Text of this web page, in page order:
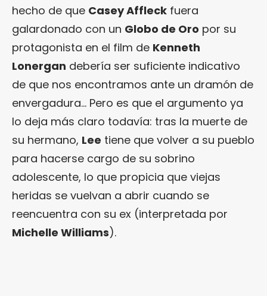
hecho de que Casey Affleck fuera
galardonado con un Globo de Oro por su
protagonista en el film de Kenneth
Lonergan debería ser suficiente indicativo
de que nos encontramos ante un dramón de
envergadura… Pero es que el argumento ya
lo deja más claro todavía: tras la muerte de
su hermano, Lee tiene que volver a su pueblo
para hacerse cargo de su sobrino
adolescente, lo que propicia que viejas
heridas se vuelvan a abrir cuando se
reencuentra con su ex (interpretada por
Michelle Williams).